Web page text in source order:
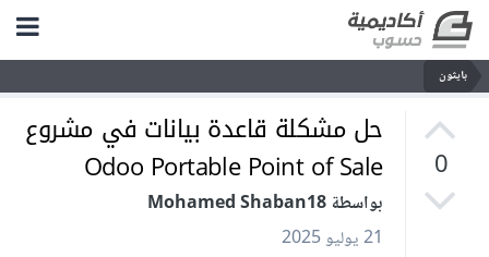
بايثون
0
حل مشكلة قاعدة بيانات في مشروع
Odoo Portable Point of Sale
بواسطة Mohamed Shaban18
21 يوليو 2025